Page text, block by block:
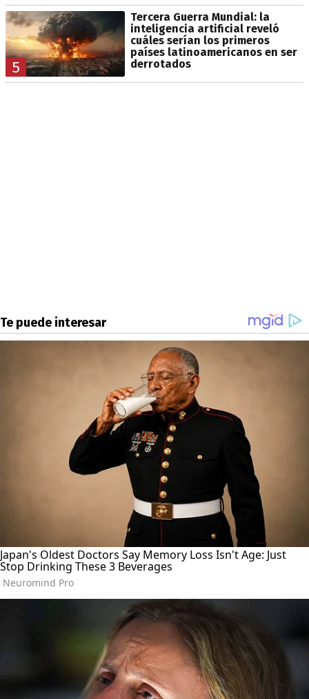
5
Tercera Guerra Mundial: la
inteligencia artificial reveló
cuáles serían los primeros
países latinoamericanos en ser
derrotados